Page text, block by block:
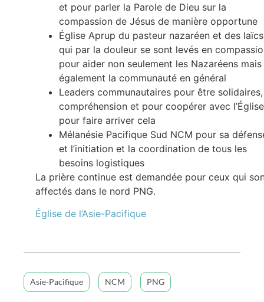
et pour parler la Parole de Dieu sur la
compassion de Jésus de manière opportune
Église Aprup du pasteur nazaréen et des
qui par la douleur se sont levés en
pour aider non seulement les Nazaréens mais
également la communauté en général
Leaders communautaires pour être solidaires,
compréhension et pour coopérer avec l’Église
pour faire arriver cela
Mélanésie Pacifique Sud NCM pour sa
et l’initiation et la coordination de tous les
besoins logistiques
La prière continue est demandée pour ceux qui
affectés dans le nord PNG.
Église de l’Asie-Pacifique
Asie-Pacifique NCM PNG